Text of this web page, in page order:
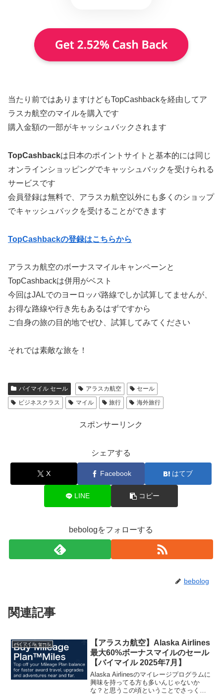
当たり前ではありますけどもTopCashbackを経由してア
ラスカ航空のマイルを購入です
購入金額の一部がキャッシュバックされます
TopCashbackは日本のポイントサイトと基本的には同じ
オンラインショッピングでキャッシュバックを受けられる
サービスです
会員登録は無料で、アラスカ航空以外にも多くのショップ
でキャッシュバックを受けることができます
TopCashbackの登録はこちらから
アラスカ航空のボーナスマイルキャンペーンと
TopCashbackは併用がベスト
今回はJALでのヨーロッパ路線でしか試算してませんが、
お得な路線や行き先もあるはずですから
ご自身の旅の目的地でぜひ、試算してみてください
それでは素敵な旅を！
バイマイル セール アラスカ航空
セール
ビジネスクラス
マイル 旅行 海外旅行
スポンサーリンク
シェアする
X Facebook はてブ
LINE コピー
bebologをフォローする
bebolog
関連記事
バイマイル セール
【アラスカ航空】Alaska Airlines
最大60%ボーナスマイルのセール
【バイマイル 2025年7月】
Alaska Airlinesのマイレージプログラムに
興味を持ってる方も多いんじゃないか
な？と思うこの頃ということでさっくり